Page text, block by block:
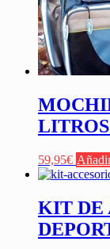
59,95€
KIT DE